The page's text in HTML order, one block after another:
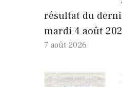
résultat du
mardi 4 août
7 août 2026